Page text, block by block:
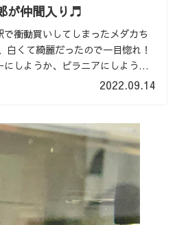
が仲間入り♬
衝動買いしてしまったメダカち
くて綺麗だったので一目惚れ！
しようか、ピラニアにしようか
2022.09.14